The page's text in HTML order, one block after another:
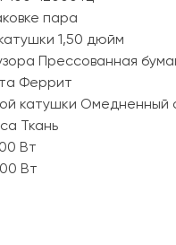
пара
1,50 дюйм
Прессованная
Феррит
катушки Омедненный
Ткань
Вт
Вт